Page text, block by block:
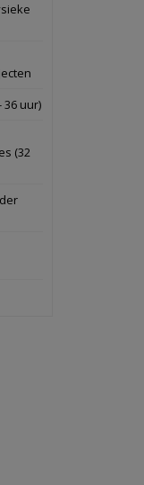
Bekijk
36 uur)
(32